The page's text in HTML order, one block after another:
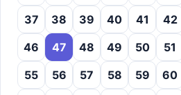
37
38 39 40 41 42
46
47 48 49 50 51
55
56 57 58 59 60